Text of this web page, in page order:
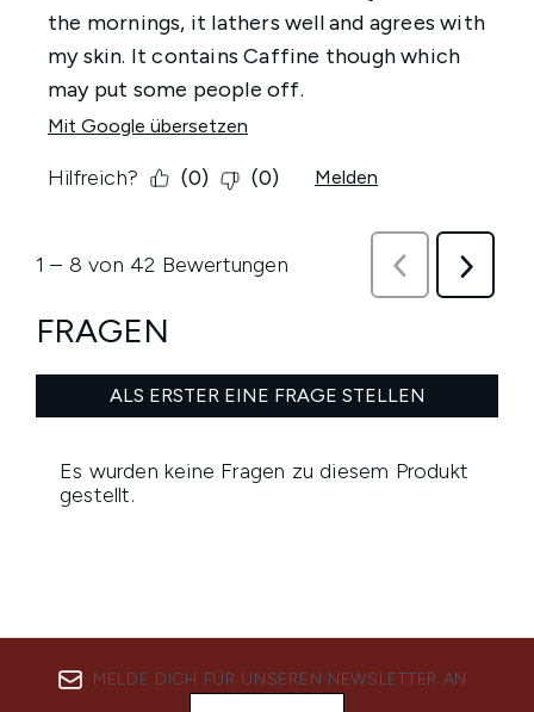
MELDE DICH FÜR UNSEREN NEWSLETTER AN